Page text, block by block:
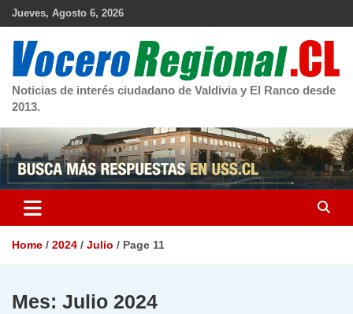
Skip
Jueves, Agosto 6, 2026
Noticias de interés ciudadano de Valdivia y El Ranco desde
2013.
Home 2024 Julio Page 11
Mes: Julio 2024